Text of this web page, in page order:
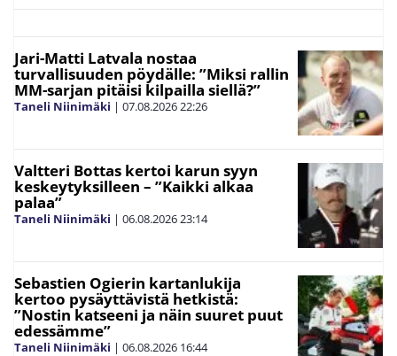
Jari-Matti Latvala nostaa
turvallisuuden pöydälle: ”Miksi rallin
MM-sarjan pitäisi kilpailla siellä?”
Taneli Niinimäki | 07.08.202622:26
Valtteri Bottas kertoi karun syyn
keskeytyksilleen – ”Kaikki alkaa
palaa”
Taneli Niinimäki | 06.08.202623:14
Sebastien Ogierin kartanlukija
kertoo pysäyttävistä hetkistä:
”Nostin katseeni ja näin suuret puut
edessämme”
Taneli Niinimäki | 06.08.2026 16:44